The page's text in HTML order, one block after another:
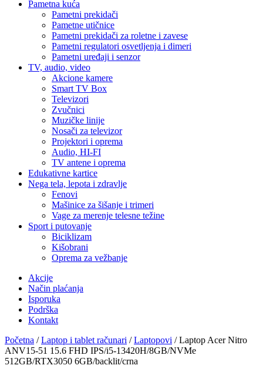
Pametna kuća
Pametni prekidači
Pametne utičnice
Pametni prekidači za roletne i zavese
Pametni regulatori osvetljenja i dimeri
Pametni uređaji i senzor
TV, audio, video
Akcione kamere
Smart TV Box
Televizori
Zvučnici
Muzičke linije
Nosači za televizor
Projektori i oprema
Audio, HI-FI
TV antene i oprema
Edukativne kartice
Nega tela, lepota i zdravlje
Fenovi
Mašinice za šišanje i trimeri
Vage za merenje telesne težine
Sport i putovanje
Biciklizam
Kišobrani
Oprema za vežbanje
Akcije
Način plaćanja
Isporuka
Podrška
Kontakt
Početna /Laptop i tablet računari /Laptopovi / Laptop Acer Nitro
ANV15-51 15.6 FHD IPS/i5-13420H/8GB/NVMe
512GB/RTX3050 6GB/backlit/crna